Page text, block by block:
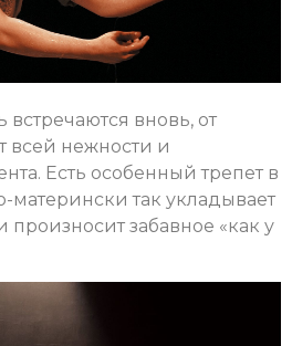
вновь, от
всей нежности и
Есть особенный трепет в
матерински так укладывает
забавное «как у